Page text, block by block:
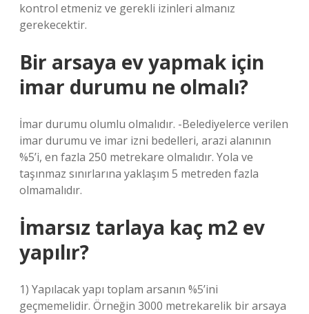
kontrol etmeniz ve gerekli izinleri almanız
gerekecektir.
Bir arsaya ev yapmak için
imar durumu ne olmalı?
İmar durumu olumlu olmalıdır. -Belediyelerce verilen
imar durumu ve imar izni bedelleri, arazi alanının
%5’i, en fazla 250 metrekare olmalıdır. Yola ve
taşınmaz sınırlarına yaklaşım 5 metreden fazla
olmamalıdır.
İmarsız tarlaya kaç m2 ev
yapılır?
1) Yapılacak yapı toplam arsanın %5’ini
geçmemelidir. Örneğin 3000 metrekarelik bir arsaya